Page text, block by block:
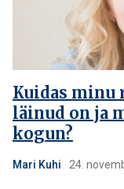
Kuidas minu
läinud on ja
kogun?
Mari Kuhi 24.